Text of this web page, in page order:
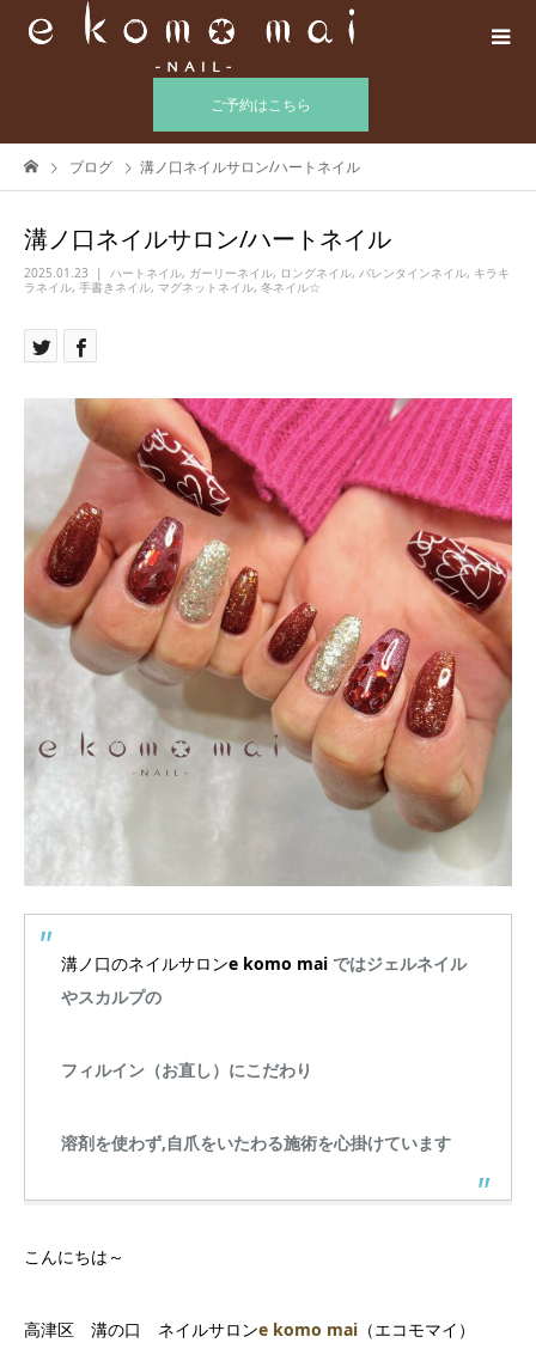
ご予約はこちら
ブログ 溝ノ口ネイルサロン/ハートネイル
溝ノ口ネイルサロン/ハートネイル
2025.01.23 ハートネイル, ガーリーネイル, ロングネイル, バレンタインネイル, キラキ
ラネイル, 手書きネイル, マグネットネイル, 冬ネイル☆
溝ノ口のネイルサロンe komo mai ではジェルネイル
やスカルプの
フィルイン（お直し）にこだわり
溶剤を使わず,自爪をいたわる施術を心掛けています
こんにちは～
高津区 溝の口 ネイルサロンe komo mai （エコモマイ）